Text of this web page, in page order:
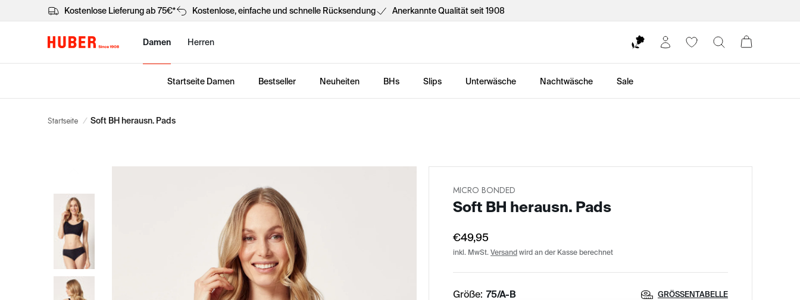
Kostenlose Lieferung ab 75€* Kostenlose, einfache und schnelle Rücksendung Anerkannte Qualität seit 1908
Damen Herren
Startseite Damen Bestseller Neuheiten BHs Slips Unterwäsche Nachtwäsche Sale
Startseite / Soft BH herausn. Pads
MICRO BONDED
Soft BH herausn. Pads
€49,95
inkl. MwSt. Versand wird an der Kasse berechnet
Größe: 75/A-B GRÖSSENTABELLE